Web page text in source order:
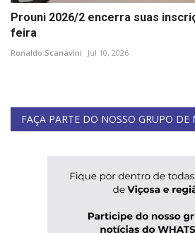
Prouni 2026/2 encerra suas
feira
Ronaldo Scanavini Jul 10, 2026
FAÇA PARTE DO NOSSO GRUPO DE